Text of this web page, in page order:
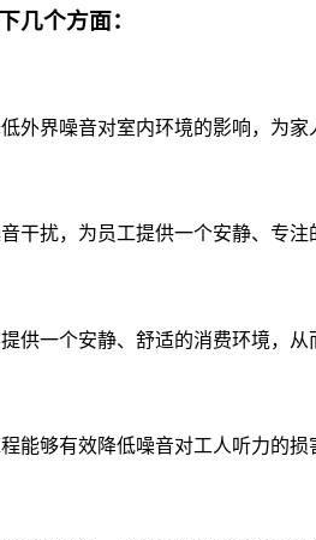
几个方面：
外界噪音对室内环境的影响，为
干扰，为员工提供一个安静、专
供一个安静、舒适的消费环境，从
能够有效降低噪音对工人听力的损